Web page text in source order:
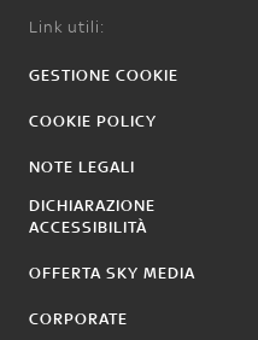
Link utili:
GESTIONE COOKIE
COOKIE POLICY
NOTE LEGALI
DICHIARAZIONE
ACCESSIBILITÀ
OFFERTA SKY MEDIA
CORPORATE